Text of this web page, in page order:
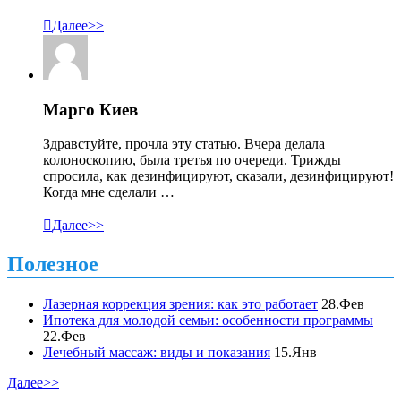
Далее>>
Марго Киев
Здравстуйте, прочла эту статью. Вчера делала
колоноскопию, была третья по очереди. Трижды
спросила, как дезинфицируют, сказали, дезинфицируют!
Когда мне сделали …
Далее>>
Полезное
Лазерная коррекция зрения: как это работает 28.Фев
Ипотека для молодой семьи: особенности программы
22.Фев
Лечебный массаж: виды и показания 15.Янв
Далее>>